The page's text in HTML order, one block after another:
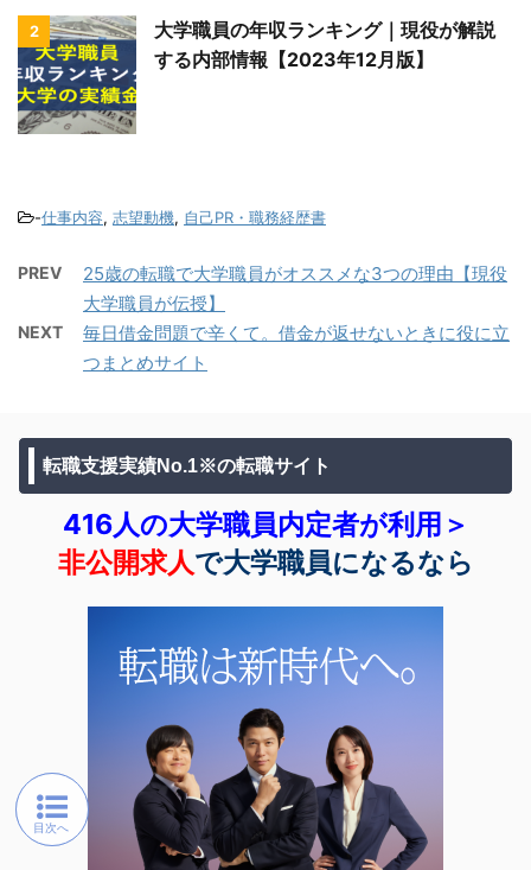
2
大学職員の年収ランキング｜現役が解説
する内部情報【2023年12月版】
-仕事内容, 志望動機, 自己PR・職務経歴書
PREV
25歳の転職で大学職員がオススメな3つの理由【現役
大学職員が伝授】
NEXT
毎日借金問題で辛くて。借金が返せないときに役に立
つまとめサイト
転職支援実績No.1※の転職サイト
416人の大学職員内定者が利用＞
非公開求人で大学職員になるなら